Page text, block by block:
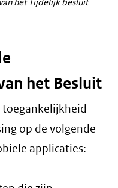
van het Tijdelijk besluit
het Besluit
op de volgende
applicaties: